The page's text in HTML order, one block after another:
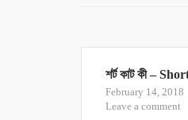
শর্ট কাট কী –
February 14, 2018
Leave a comment